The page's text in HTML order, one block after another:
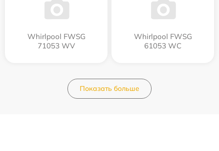
Whirlpool FWSG
71053 WV
Whirlpool FWSG
61053 WC
Показать больше